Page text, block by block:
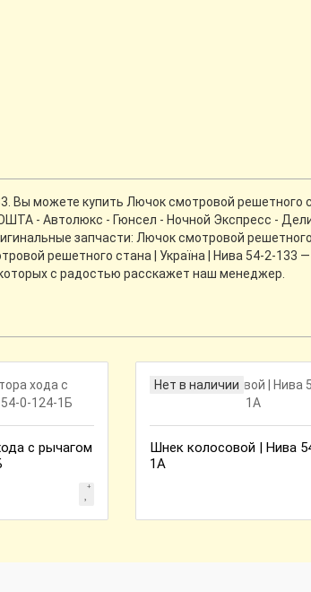
Вы можете купить Лючок смотровой решетного
- Автолюкс - Гюнсел - Ночной Экспресс -
запчасти: Лючок смотровой решетного
решетного стана | Україна | Нива 54-2-133 —
с радостью расскажет наш менеджер.
с рычагом
Нет в наличии
Шнек колосовой | Нива
1А